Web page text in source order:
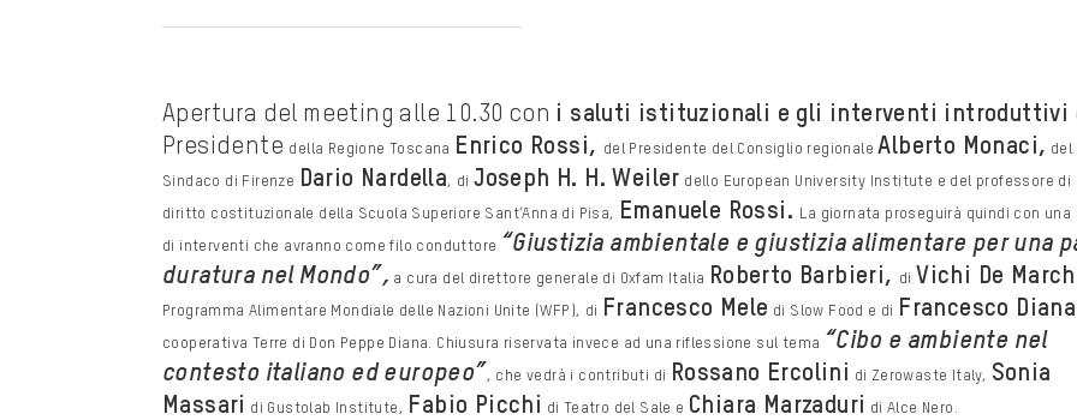
Apertura del meeting alle 10.30 con i saluti istituzionali e gli interventi introduttivi
Presidente della Regione Toscana Enrico Rossi, del Presidente del Consiglio regionaleAlberto Monaci, del
Sindaco di Firenze Dario Nardella, diJoseph H. H. Weiler dello European University Institute e del professore di
diritto costituzionale della Scuola Superiore Sant’Anna di Pisa, Emanuele Rossi. La giornata proseguirà quindi con una
di interventi che avranno come filo conduttore “Giustizia ambientale e giustizia alimentare per una
duratura nel Mondo”, a cura del direttore generale di Oxfam Italia Roberto Barbieri, di Vichi De
Programma Alimentare Mondiale delle Nazioni Unite (WFP), di Francesco Mele di Slow Food e di Francesco Diana
cooperativa Terre di Don Peppe Diana. Chiusura riservata invece ad una riflessione sul tema “Cibo e ambiente nel
contesto italiano ed europeo” , che vedrà i contributi di Rossano Ercolini di Zerowaste Italy, Sonia
Massari di Gustolab Institute, Fabio Picchi di Teatro del Sale e Chiara Marzaduri di Alce Nero.